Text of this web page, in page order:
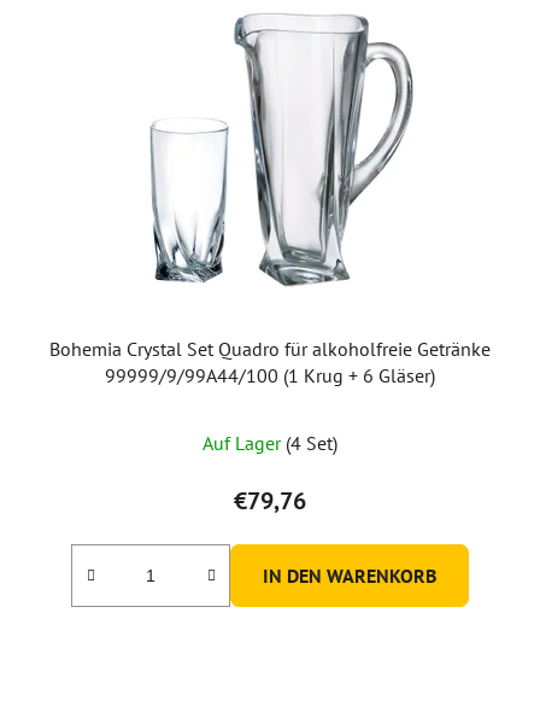
Bohemia Crystal Set Quadro für alkoholfreie Getränke
99999/9/99A44/100 (1 Krug + 6 Gläser)
durchschnittliche
Produktbewertung
ist
5,0
von
Auf Lager (4 Set)
€79,76
IN DEN WARENKORB